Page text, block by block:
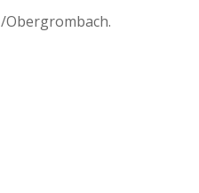
Obergrombach.